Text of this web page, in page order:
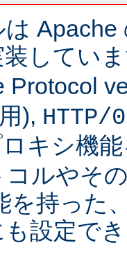
装してい
Protocol
), HTTP/
キシ機
ルやそ
を持った
設定で